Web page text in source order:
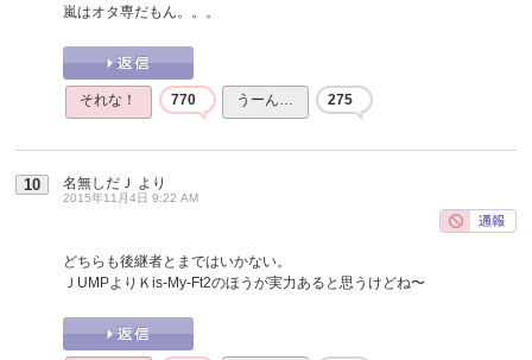
嵐はオタ専だもん。。。
それな！ 770 うーん… 275
10 名無しだＪ より
2015年11月4日 9:22 AM
どちらも後継者とまではいかない。
ＪUMPよりＫis-My-Ft2のほうが実力あると思うけどね〜